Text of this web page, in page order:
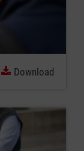
Download